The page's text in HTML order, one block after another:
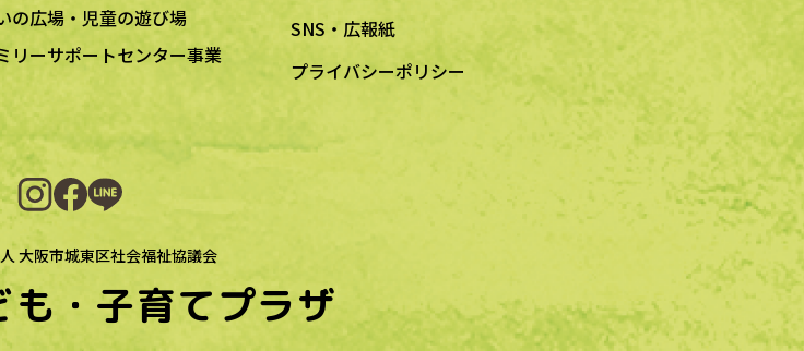
の広場・児童の遊び場
リーサポートセンター事業
SNS・広報紙
プライバシーポリシー
大阪市城東区社会福祉協議会
・子育てプラザ